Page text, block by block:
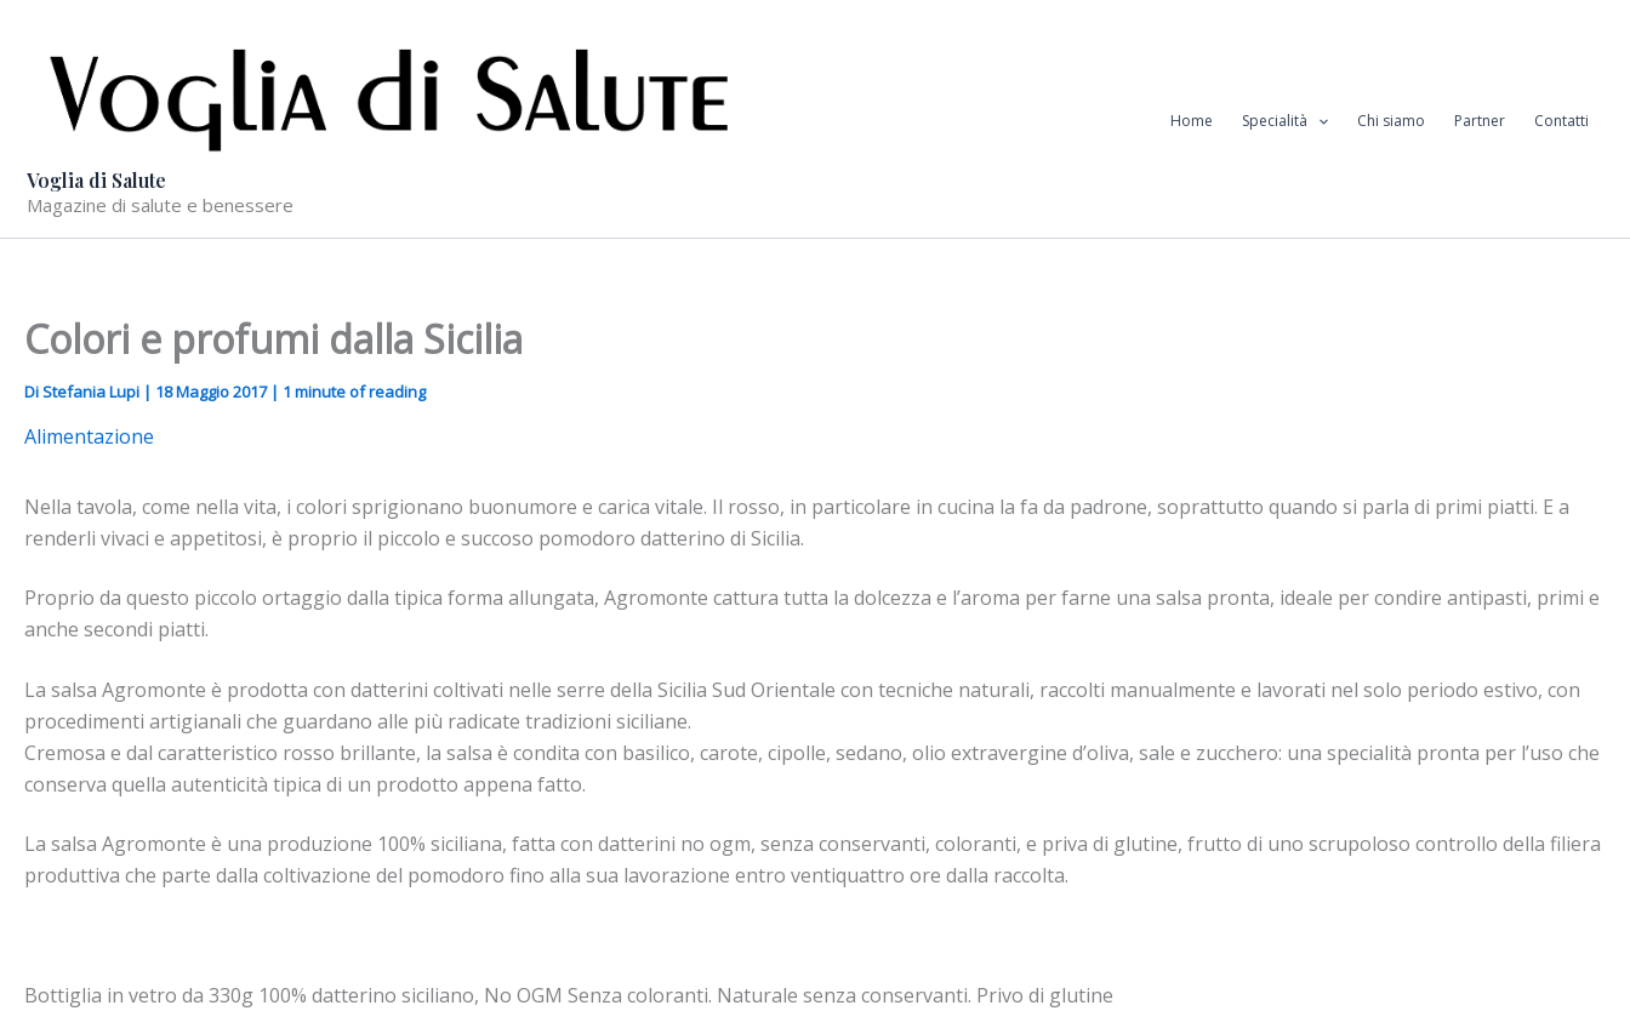
contenuto
Voglia di Salute
Magazine di salute e benessere
Home Specialità Chi siamo Partner Contatti
Colori e profumi dalla Sicilia
DiStefania Lupi | 18 Maggio 2017 | 1 minute of reading
Alimentazione
Nella tavola, come nella vita, i colori sprigionano buonumore e carica vitale. Il rosso, in particolare in cucina la fa da padrone, soprattutto quando si parla di primi piatti. E a
renderli vivaci e appetitosi, è proprio il piccolo e succoso pomodoro datterino di Sicilia.
Proprio da questo piccolo ortaggio dalla tipica forma allungata, Agromonte cattura tutta la dolcezza e l’aroma per farne una salsa pronta, ideale per condire antipasti, primi e
anche secondi piatti.
La salsa Agromonte è prodotta con datterini coltivati nelle serre della Sicilia Sud Orientale con tecniche naturali, raccolti manualmente e lavorati nel solo periodo estivo, con
procedimenti artigianali che guardano alle più radicate tradizioni siciliane.
Cremosa e dal caratteristico rosso brillante, la salsa è condita con basilico, carote, cipolle, sedano, olio extravergine d’oliva, sale e zucchero: una specialità pronta per l’uso che
conserva quella autenticità tipica di un prodotto appena fatto.
La salsa Agromonte è una produzione 100% siciliana, fatta con datterini no ogm, senza conservanti, coloranti, e priva di glutine, frutto di uno scrupoloso controllo della filiera
produttiva che parte dalla coltivazione del pomodoro fino alla sua lavorazione entro ventiquattro ore dalla raccolta.
Bottiglia in vetro da 330g 100% datterino siciliano, No OGM Senza coloranti. Naturale senza conservanti. Privo di glutine